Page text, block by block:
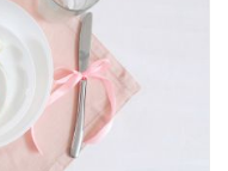
Thời Nhiệm
giáo viên nhân